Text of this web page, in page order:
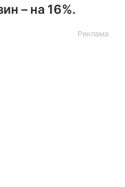
– на 16%.
Реклама